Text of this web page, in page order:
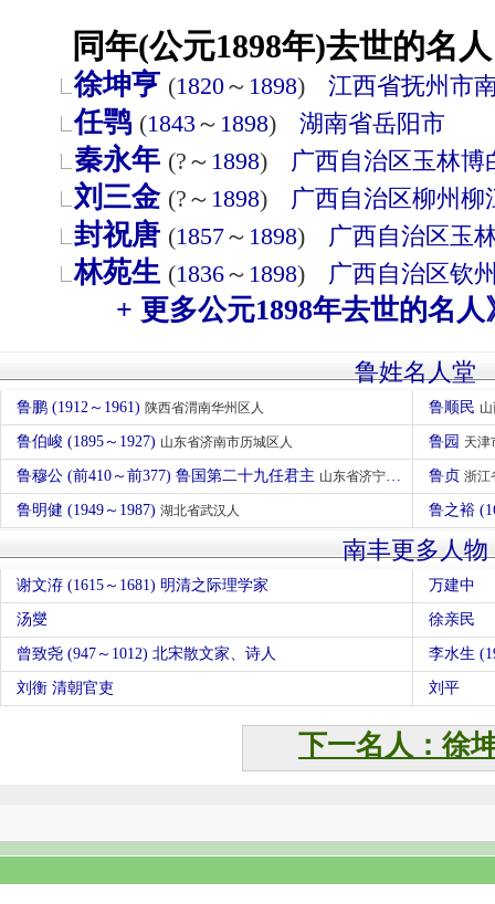
同年(公元1898年)去世的名
徐坤亨 (1820～ 1898) 江西省抚州市
任鹗 (1843 ～ 1898) 湖南省岳阳市
秦永年 (?～ 1898) 广西自治区玉林博
刘三金 (?～ 1898) 广西自治区柳州 柳
封祝唐 (1857～ 1898) 广西自治区玉
林苑生 (1836～ 1898) 广西自治区钦
+ 更多公元1898年去世的名人
鲁姓名人堂
鲁鹏 (1912～1961) 陕西省渭南华州区人 鲁顺民
鲁伯峻 (1895～1927) 山东省济南市历城区人 鲁园 天津
鲁穆公 (前410～前377) 鲁国第二十九任君主 山东省济宁市曲阜人 鲁贞 浙江
鲁明健 (1949～1987) 湖北省武汉人 鲁之裕
南丰更多人物
谢文洊 (1615～1681) 明清之际理学家 万建中
汤燮 徐亲民
曾致尧 (947～1012) 北宋散文家、诗人 李水生
刘衡 清朝官吏 刘平
下一名人：徐